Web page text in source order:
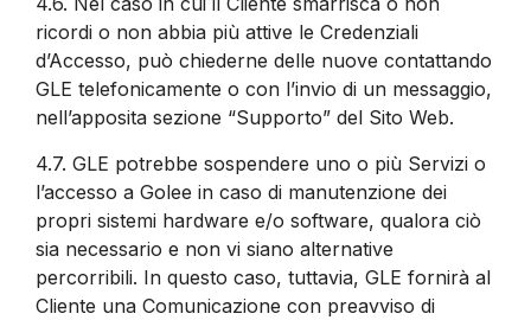
ricordi o non abbia più attive le Credenziali
d’Accesso, può chiederne delle nuove contattando
GLE telefonicamente o con l’invio di un messaggio,
nell’apposita sezione “Supporto” del Sito Web.
4.7. GLE potrebbe sospendere uno o più Servizi o
l’accesso a Golee in caso di manutenzione dei
propri sistemi hardware e/o software, qualora ciò
sia necessario e non vi siano alternative
percorribili. In questo caso, tuttavia, GLE fornirà al
Cliente una Comunicazione con preavviso di